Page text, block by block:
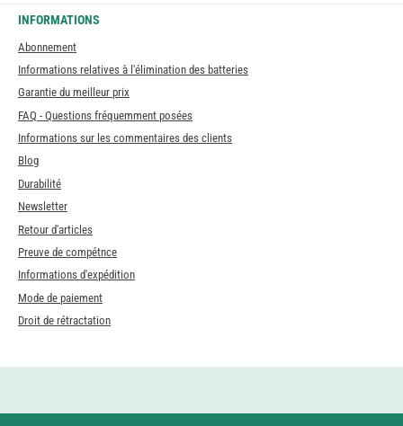
INFORMATIONS
Abonnement
Informations relatives à l'élimination des batteries
Garantie du meilleur prix
FAQ - Questions fréquemment posées
Informations sur les commentaires des clients
Blog
Durabilité
Newsletter
Retour d'articles
Preuve de compétnce
Informations d'expédition
Mode de paiement
Droit de rétractation